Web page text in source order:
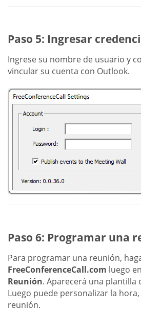
Paso 5: Ingresar
Ingrese su nombre de usuario y
vincular su cuenta con Outlook.
Paso 6: Programar una
Para programar una reunión,
FreeConferenceCall.com luego en
Reunión. Aparecerá una plantilla
Luego puede personalizar la
reunión.